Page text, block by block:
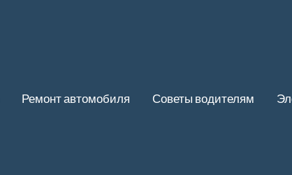
Ремонт автомобиля Советы водителям